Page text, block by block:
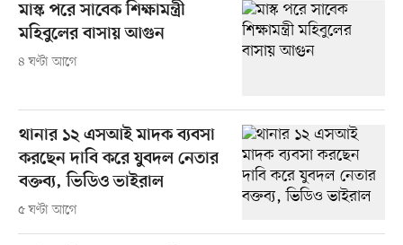
মাস্ক পরে সাবেক শিক্ষামন্ত্রী
মহিবুলের বাসায় আগুন
৪ ঘণ্টা আগে
থানার ১২ এসআই মাদক ব্যবসা
করছেন দাবি করে যুবদল নেতার
বক্তব্য, ভিডিও ভাইরাল
৫ ঘণ্টা আগে